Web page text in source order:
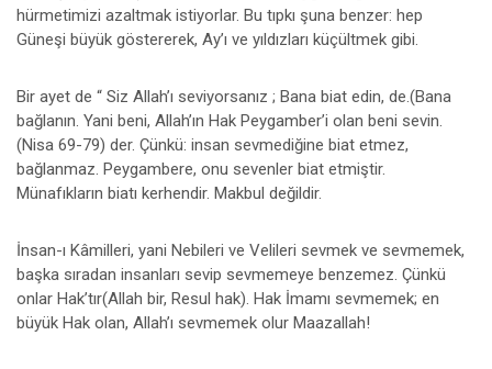
hürmetimizi azaltmak istiyorlar. Bu tıpkı şuna benzer: hep
Güneşi büyük göstererek, Ay’ı ve yıldızları küçültmek gibi.
Bir ayet de “ Siz Allah’ı seviyorsanız ; Bana biat edin, de.(Bana
bağlanın. Yani beni, Allah’ın Hak Peygamber’i olan beni sevin.
(Nisa 69-79) der. Çünkü: insan sevmediğine biat etmez,
bağlanmaz. Peygambere, onu sevenler biat etmiştir.
Münafıkların biatı kerhendir. Makbul değildir.
İnsan-ı Kâmilleri, yani Nebileri ve Velileri sevmek ve sevmemek,
başka sıradan insanları sevip sevmemeye benzemez. Çünkü
onlar Hak’tır(Allah bir, Resul hak). Hak İmamı sevmemek; en
büyük Hak olan, Allah’ı sevmemek olur Maazallah!